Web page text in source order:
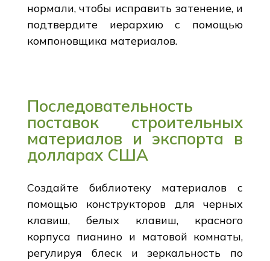
нормали, чтобы исправить затенение, и
подтвердите иерархию с помощью
компоновщика материалов.
Последовательность
поставок строительных
материалов и экспорта в
долларах США
Создайте библиотеку материалов с
помощью конструкторов для черных
клавиш, белых клавиш, красного
корпуса пианино и матовой комнаты,
регулируя блеск и зеркальность по